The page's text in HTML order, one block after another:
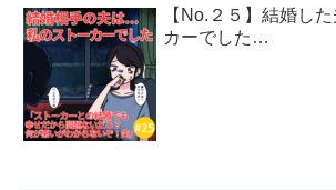
【No.２５】結婚し
カーでした…